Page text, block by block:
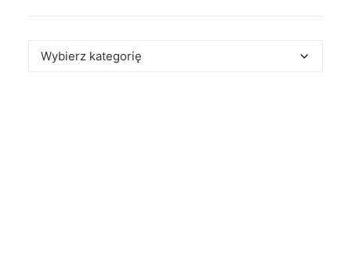
Kategorie